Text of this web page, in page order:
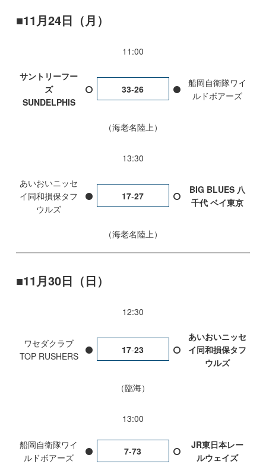
11月24日（月）
11:00
サントリーフー
ズ
SUNDELPHIS
33-26
船岡自衛隊ワイ
ルドボアーズ
海老名陸上
13:30
あいおいニッセ
イ同和損保タフ
ウルズ
17-27
BIG BLUES 八
千代 ベイ東京
海老名陸上
11月30日（日）
12:30
ワセダクラブ
TOP RUSHERS
17-23
あいおいニッセ
イ同和損保タフ
ウルズ
臨海
13:00
船岡自衛隊ワイ
ルドボアーズ
7-73
JR東日本レー
ルウェイズ